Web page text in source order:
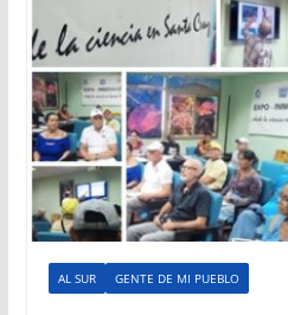
AL SUR GENTE DE MI PUEBLO